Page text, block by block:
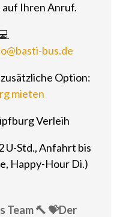
Ihren Anruf.
bus.de
Option:
mieten
Verleih
U-Std., Anfahrt bis
Happy-Hour Di.)
Team 🔨 💝Der